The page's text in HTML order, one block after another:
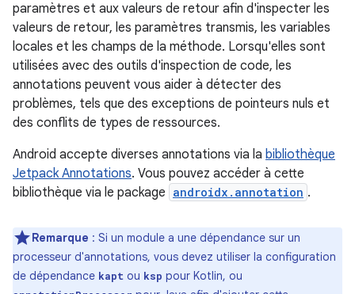
paramètres et aux valeurs de retour afin d'inspecter les
valeurs de retour, les paramètres transmis, les variables
locales et les champs de la méthode. Lorsqu'elles sont
utilisées avec des outils d'inspection de code, les
annotations peuvent vous aider à détecter des
problèmes, tels que des exceptions de pointeurs nuls et
des conflits de types de ressources.
Android accepte diverses annotations via la bibliothèque
Jetpack Annotations. Vous pouvez accéder à cette
bibliothèque via le package androidx.annotation .
Remarque : Si un module a une dépendance sur un
processeur d'annotations, vous devez utiliser la configuration
de dépendance kapt ou ksp pour Kotlin, ou